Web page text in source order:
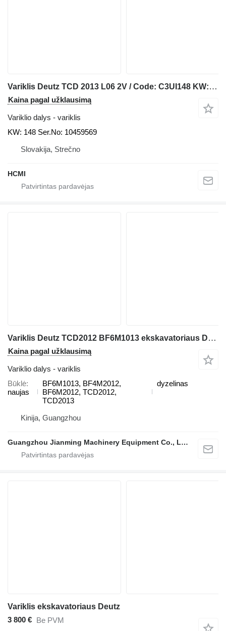
Variklis Deutz TCD 2013 L06 2V / Code: C3UI148 KW: statybinės technikos Sennebogen
Kaina pagal užklausimą
Variklio dalys - variklis
KW: 148 Ser.No: 10459569
Slovakija, Strečno
HCMI
Variklis Deutz TCD2012 BF6M1013 ekskavatoriaus Deutz
Kaina pagal užklausimą
Variklio dalys - variklis
Būklė
naujas
BF6M1013, BF4M2012,
BF6M2012, TCD2012,
TCD2013
dyzelinas
Kinija, Guangzhou
Guangzhou Jianming Machinery Equipment Co., Ltd.
Variklis ekskavatoriaus Deutz
3 800 € Be PVM